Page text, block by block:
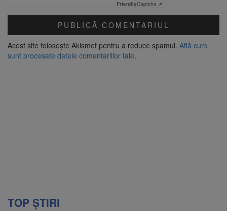
FriendlyCaptcha ⇗
Acest site folosește Akismet pentru a reduce spamul. Află cum
sunt procesate datele comentariilor tale.
TOP ȘTIRI